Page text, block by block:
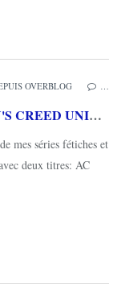
OVERBLOG …
TEST d' ASSASSIN'S CREED UNITY (sur PS4): la révolution française de 2014?
mes séries fétiches et
deux titres: AC